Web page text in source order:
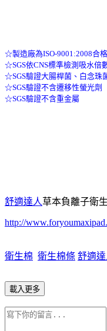
☆製造廠為ISO-9001:2008合
☆SGS依CNS標準檢測吸水倍
☆SGS驗證大腸桿菌、白念珠
☆SGS驗證不含遷移性螢光劑
☆SGS驗證不含重金屬
舒適達人草本負離子衛
http://
衛生棉 衛生棉條 舒適達
載入更多